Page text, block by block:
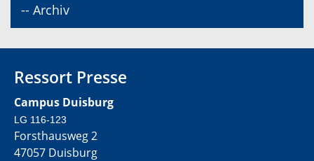
-- Archiv
Ressort Presse
Campus Duisburg
LG 116-123
Forsthausweg 2
47057 Duisburg